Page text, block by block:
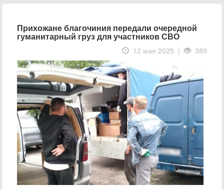
Прихожане благочиния передали очередной
гуманитарный груз для участников СВО
12 мая 2025 | 389